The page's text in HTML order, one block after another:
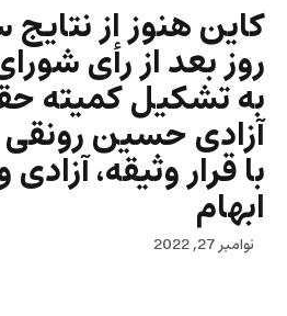
کاین هنوز از
روز بعد از رأی
به تشکیل کمیته
آزادی حسین رونقی
با قرار وثیقه،
ابهام
نوامبر 27, 2022